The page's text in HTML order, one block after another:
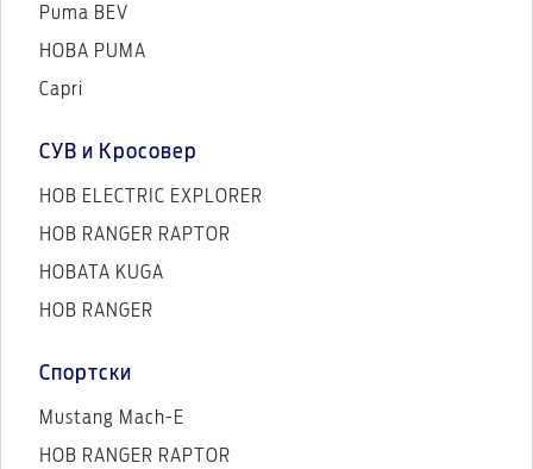
Puma BEV
НОВА PUMA
Capri
СУВ и Кросовер
НОВ ELECTRIC EXPLORER
НОВ RANGER RAPTOR
НОВАТА KUGA
НОВ RANGER
Спортски
Mustang Mach-E
НОВ RANGER RAPTOR